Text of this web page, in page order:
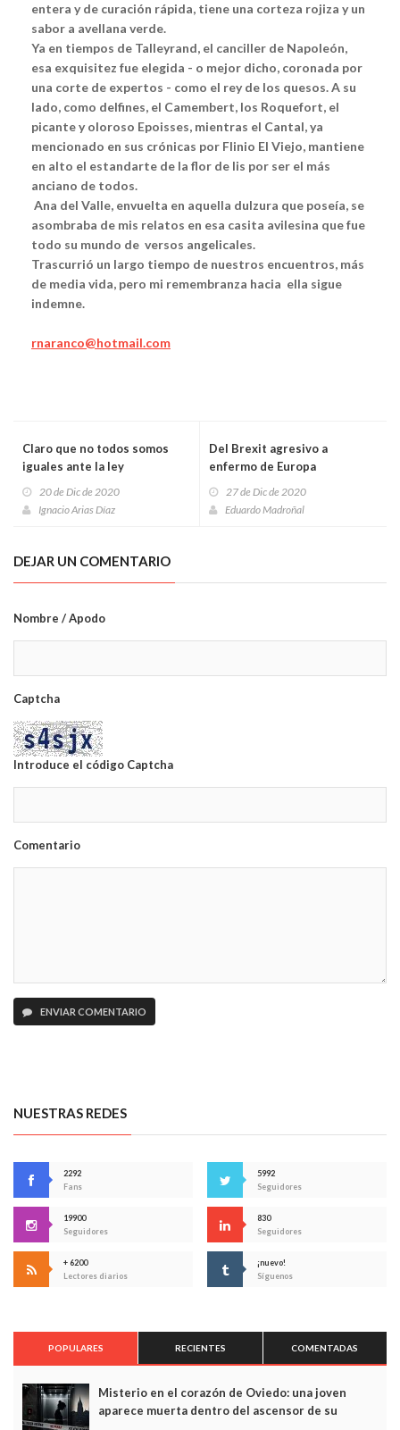
entera y de curación rápida, tiene una corteza rojiza y un
sabor a avellana verde.
Ya en tiempos de Talleyrand, el canciller de Napoleón,
esa exquisitez fue elegida - o mejor dicho, coronada por
una corte de expertos - como el rey de los quesos. A su
lado, como delfines, el Camembert, los Roquefort, el
picante y oloroso Epoisses, mientras el Cantal, ya
mencionado en sus crónicas por Flinio El Viejo, mantiene
en alto el estandarte de la flor de lis por ser el más
anciano de todos.
Ana del Valle, envuelta en aquella dulzura que poseía, se
asombraba de mis relatos en esa casita avilesina que fue
todo su mundo de versos angelicales.
Trascurrió un largo tiempo de nuestros encuentros, más
de media vida, pero mi remembranza hacia ella sigue
indemne.
rnaranco@hotmail.com
Claro que no todos somos
iguales ante la ley
20 de Dic de 2020
Ignacio Arias Díaz
Del Brexit agresivo a
enfermo de Europa
27 de Dic de 2020
Eduardo Madroñal
DEJAR UN COMENTARIO
Nombre / Apodo
Captcha
Introduce el código Captcha
Comentario
ENVIAR COMENTARIO
NUESTRAS REDES
2292
Fans
5992
Seguidores
19900
Seguidores
830
Seguidores
+ 6200
Lectores diarios
¡nuevo!
Síguenos
POPULARES RECIENTES COMENTADAS
Misterio en el corazón de Oviedo: una joven
aparece muerta dentro del ascensor de su